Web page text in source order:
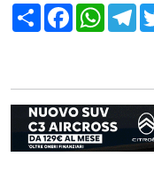
CondividiFacebook